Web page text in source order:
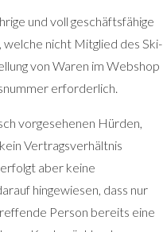
und voll geschäftsfähige
welche nicht Mitglied des Ski-
von Waren im Webshop
erforderlich.
vorgesehenen Hürden,
Vertragsverhältnis
aber keine
hingewiesen, dass nur
Person bereits eine